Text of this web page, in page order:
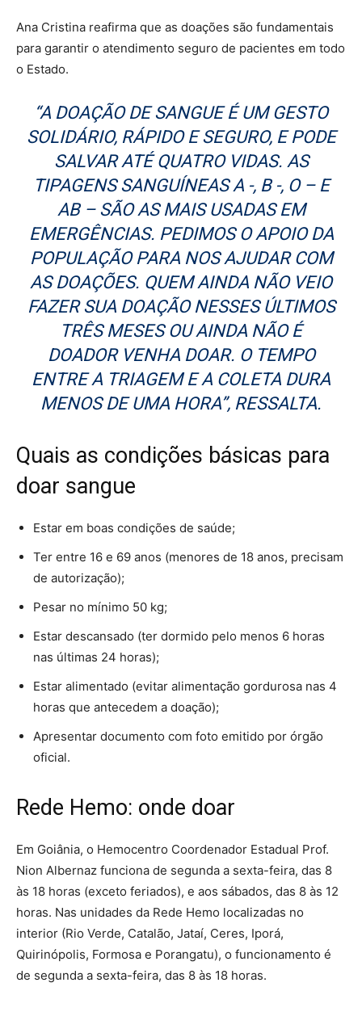
Ana Cristina reafirma que as doações são fundamentais
para garantir o atendimento seguro de pacientes em todo
o Estado.
“A DOAÇÃO DE SANGUE É UM GESTO
SOLIDÁRIO, RÁPIDO E SEGURO, E PODE
SALVAR ATÉ QUATRO VIDAS. AS
TIPAGENS SANGUÍNEAS A -, B -, O – E
AB – SÃO AS MAIS USADAS EM
EMERGÊNCIAS. PEDIMOS O APOIO DA
POPULAÇÃO PARA NOS AJUDAR COM
AS DOAÇÕES. QUEM AINDA NÃO VEIO
FAZER SUA DOAÇÃO NESSES ÚLTIMOS
TRÊS MESES OU AINDA NÃO É
DOADOR VENHA DOAR. O TEMPO
ENTRE A TRIAGEM E A COLETA DURA
MENOS DE UMA HORA”, RESSALTA.
Quais as condições básicas para
doar sangue
Estar em boas condições de saúde;
Ter entre 16 e 69 anos (menores de 18 anos, precisam
de autorização);
Pesar no mínimo 50 kg;
Estar descansado (ter dormido pelo menos 6 horas
nas últimas 24 horas);
Estar alimentado (evitar alimentação gordurosa nas 4
horas que antecedem a doação);
Apresentar documento com foto emitido por órgão
oficial.
Rede Hemo: onde doar
Em Goiânia, o Hemocentro Coordenador Estadual Prof.
Nion Albernaz funciona de segunda a sexta-feira, das 8
às 18 horas (exceto feriados), e aos sábados, das 8 às 12
horas. Nas unidades da Rede Hemo localizadas no
interior (Rio Verde, Catalão, Jataí, Ceres, Iporá,
Quirinópolis, Formosa e Porangatu), o funcionamento é
de segunda a sexta-feira, das 8 às 18 horas.